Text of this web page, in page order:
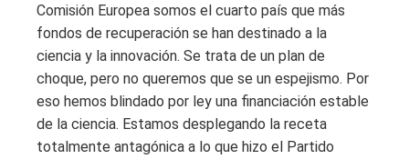
Comisión Europea somos el cuarto país que más
fondos de recuperación se han destinado a la
ciencia y la innovación. Se trata de un plan de
choque, pero no queremos que se un espejismo. Por
eso hemos blindado por ley una financiación estable
de la ciencia. Estamos desplegando la receta
totalmente antagónica a lo que hizo el Partido